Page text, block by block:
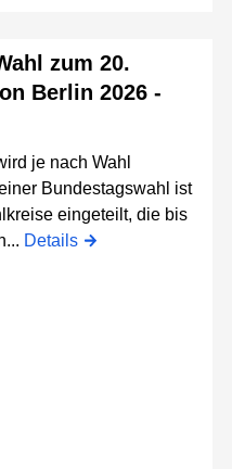
zum 20.
Berlin 2026 -
je nach Wahl
Bundestagswahl ist
eingeteilt, die bis
Details